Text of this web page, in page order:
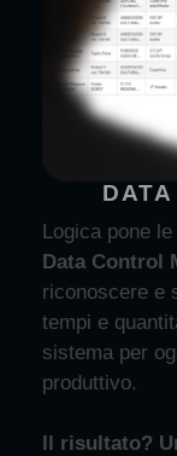
Logica pone
Data Control
riconoscere e
tempi e quantit
sistema per
produttivo.
Il risultato?